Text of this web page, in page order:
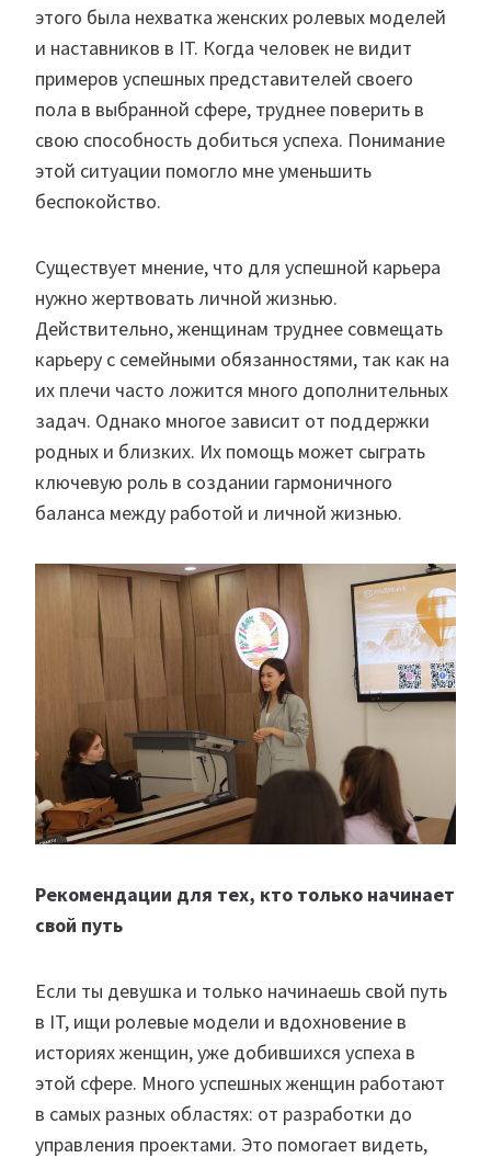
этого была нехватка женских ролевых моделей
и наставников в IT. Когда человек не видит
примеров успешных представителей своего
пола в выбранной сфере, труднее поверить в
свою способность добиться успеха. Понимание
этой ситуации помогло мне уменьшить
беспокойство.
Существует мнение, что для успешной карьера
нужно жертвовать личной жизнью.
Действительно, женщинам труднее совмещать
карьеру с семейными обязанностями, так как на
их плечи часто ложится много дополнительных
задач. Однако многое зависит от поддержки
родных и близких. Их помощь может сыграть
ключевую роль в создании гармоничного
баланса между работой и личной жизнью.
Рекомендации для тех, кто только начинает
свой путь
Если ты девушка и только начинаешь свой путь
в IT, ищи ролевые модели и вдохновение в
историях женщин, уже добившихся успеха в
этой сфере. Много успешных женщин работают
в самых разных областях: от разработки до
управления проектами. Это помогает видеть,